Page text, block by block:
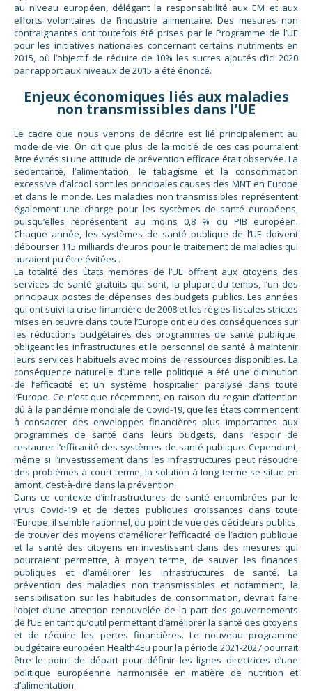
au niveau européen, délégant la responsabilité aux EM et aux
efforts volontaires de l’industrie alimentaire. Des mesures non
contraignantes ont toutefois été prises par le Programme de l’UE
pour les initiatives nationales concernant certains nutriments en
2015, où l’objectif de réduire de 10% les sucres ajoutés d’ici 2020
par rapport aux niveaux de 2015 a été énoncé.
Enjeux économiques liés aux maladies
non transmissibles dans l’UE
Le cadre que nous venons de décrire est lié principalement au
mode de vie. On dit que plus de la moitié de ces cas pourraient
être évités si une attitude de prévention efficace était observée. La
sédentarité, l’alimentation, le tabagisme et la consommation
excessive d’alcool sont les principales causes des MNT en Europe
et dans le monde. Les maladies non transmissibles représentent
également une charge pour les systèmes de santé européens,
puisqu’elles représentent au moins 0,8 % du PIB européen.
Chaque année, les systèmes de santé publique de l’UE doivent
débourser 115 milliards d’euros pour le traitement de maladies qui
auraient pu être évitées .
La totalité des États membres de l’UE offrent aux citoyens des
services de santé gratuits qui sont, la plupart du temps, l’un des
principaux postes de dépenses des budgets publics. Les années
qui ont suivi la crise financière de 2008 et les règles fiscales strictes
mises en œuvre dans toute l’Europe ont eu des conséquences sur
les réductions budgétaires des programmes de santé publique,
obligeant les infrastructures et le personnel de santé à maintenir
leurs services habituels avec moins de ressources disponibles. La
conséquence naturelle d’une telle politique a été une diminution
de l’efficacité et un système hospitalier paralysé dans toute
l’Europe. Ce n’est que récemment, en raison du regain d’attention
dû à la pandémie mondiale de Covid-19, que les États commencent
à consacrer des enveloppes financières plus importantes aux
programmes de santé dans leurs budgets, dans l’espoir de
restaurer l’efficacité des systèmes de santé publique. Cependant,
même si l’investissement dans les infrastructures peut résoudre
des problèmes à court terme, la solution à long terme se situe en
amont, c’est-à-dire dans la prévention.
Dans ce contexte d’infrastructures de santé encombrées par le
virus Covid-19 et de dettes publiques croissantes dans toute
l’Europe, il semble rationnel, du point de vue des décideurs publics,
de trouver des moyens d’améliorer l’efficacité de l’action publique
et la santé des citoyens en investissant dans des mesures qui
pourraient permettre, à moyen terme, de sauver les finances
publiques et d’améliorer les infrastructures de santé. La
prévention des maladies non transmissibles et notamment, la
sensibilisation sur les habitudes de consommation, devrait faire
l’objet d’une attention renouvelée de la part des gouvernements
de l’UE en tant qu’outil permettant d’améliorer la santé des citoyens
et de réduire les pertes financières. Le nouveau programme
budgétaire européen Health4Eu pour la période 2021-2027 pourrait
être le point de départ pour définir les lignes directrices d’une
politique européenne harmonisée en matière de nutrition et
d’alimentation.